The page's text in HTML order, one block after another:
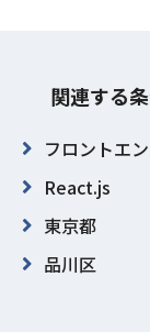
関連する
フロントエ
React.js
東京都
品川区